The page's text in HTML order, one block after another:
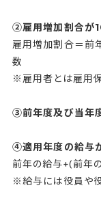
②雇用増加割合が
雇用増加割合＝前
数
※雇用者とは雇用
③前年度及び当年
④適用年度の給与
前年の給与+(前年
※給与には役員や